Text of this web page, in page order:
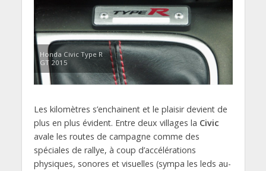
Honda Civic Type R
GT 2015
Les kilomètres s’enchainent et le plaisir devient de
plus en plus évident. Entre deux villages la Civic
avale les routes de campagne comme des
spéciales de rallye, à coup d’accélérations
physiques, sonores et visuelles (sympa les leds au-